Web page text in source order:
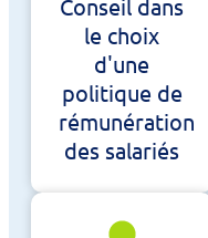
Conseil dans
le choix
d'une
politique de
rémunération
des salariés